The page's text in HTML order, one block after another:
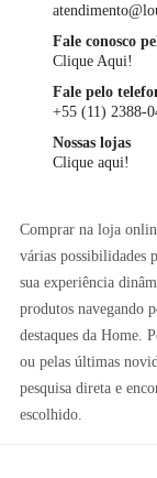
Fale conosco
Clique Aqui!
Fale pelo
+55 (11) 2388-
Nossas lojas
Clique aqui!
Comprar na loja
várias possibilidades
sua experiência
produtos navegando
destaques da Home.
ou pelas últimas
pesquisa direta e
escolhido.